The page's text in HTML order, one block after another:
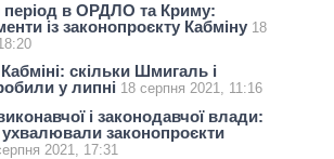
період в ОРДЛО та Криму:
із законопроєкту Кабміну 18
скільки Шмигаль і
у липні 18 серпня 2021, 11:16
і законодавчої влади:
законопроєкти
2021, 17:31